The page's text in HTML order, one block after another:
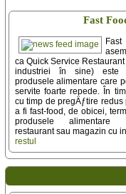
Fast
ca Quick Service Restaurant
industriei în sine) este
produsele alimentare care
servite foarte repede. În
cu timp de pregÄƒtire
a fi fast-food, de obicei,
produsele alimentare
restaurant sau magazin cu
restul